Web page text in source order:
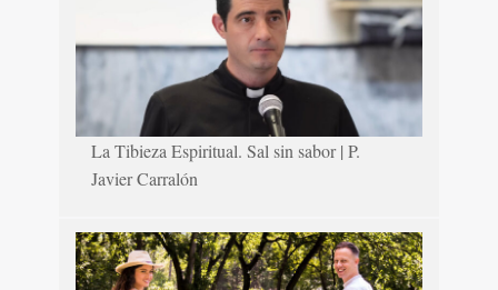
La Tibieza Espiritual. Sal sin sabor | P.
Javier Carralón